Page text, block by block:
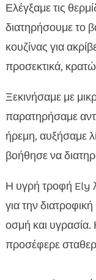
Ελέγξαμε τις
διατηρήσουμε το
κουζίνας για
προσεκτικά,
Ξεκινήσαμε με
παρατηρήσαμε
ήρεμη, αυξήσαμε
βοήθησε να
Η υγρή τροφή Ely
για την
οσμή και υγρασία.
προσέφερε